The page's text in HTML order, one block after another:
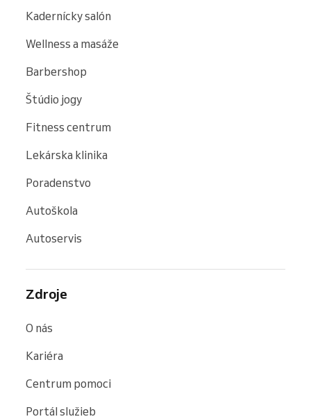
Kadernícky salón
Wellness a masáže
Barbershop
Štúdio jogy
Fitness centrum
Lekárska klinika
Poradenstvo
Autoškola
Autoservis
Zdroje
O nás
Kariéra
Centrum pomoci
Portál služieb